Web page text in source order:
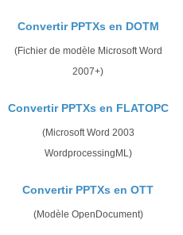
Convertir PPTXs en DOTM
(Fichier de modèle Microsoft Word
2007+)
Convertir PPTXs en FLATOPC
(Microsoft Word 2003
WordprocessingML)
Convertir PPTXs en OTT
(Modèle OpenDocument)